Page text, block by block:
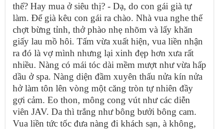
thế? Hay mua ở siêu thị? - Dạ, do con gái già tự
làm. Để già kêu con gái ra chào. Nhà vua nghe thế
chợt bừng tỉnh, thở phào nhẹ nhõm và lấy khăn
giấy lau mồ hôi. Tấm vừa xuất hiện, vua liền nhận
ra đó là vợ mình nhưng lại xinh đẹp hơn xưa rất
nhiều. Nàng có mái tóc dài mềm mượt như vừa hấp
dầu ở spa. Nàng diện đầm xuyên thấu nửa kín nửa
hở làm tôn lên vòng một căng tròn tự nhiên đầy
gợi cảm. Eo thon, mông cong vút như các diễn
viên JAV. Da thì trắng như bông bưởi bông cam.
Vua liền tức tốc đưa nàng đi khách sạn, à không,